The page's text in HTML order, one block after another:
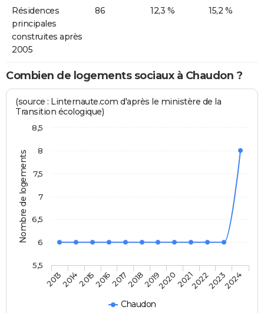
Résidences
principales
construites après
2005
86 12,3 % 15,2 %
Combien de logements sociaux à Chaudon ?
Nombre de logements
(source : Linternaute.com d'après le ministère de la
Transition écologique)
Chaudon
201320142015201620172018201920202021202220232024
5,5
6
6,5
7
7,5
8
8,5